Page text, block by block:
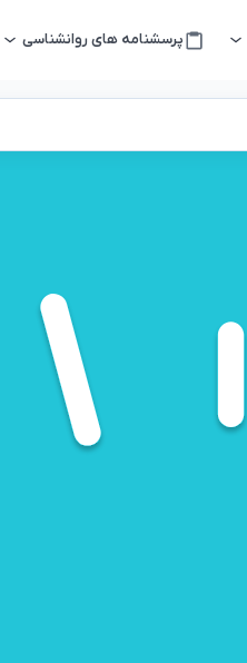
پرسشنامه های روانشناسی